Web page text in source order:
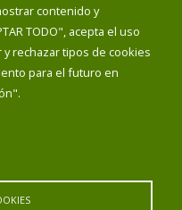
contenido y
TODO", acepta el uso
rechazar tipos de cookies
para el futuro en